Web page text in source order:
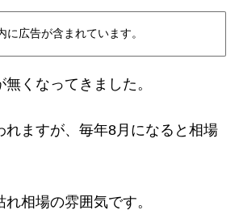
に広告が含まれています。
くなってきました。
れますが、毎年8月になると相場
相場の雰囲気です。